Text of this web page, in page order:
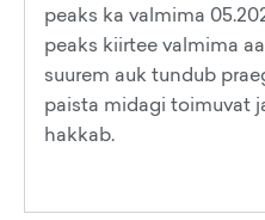
peaks ka valmima
peaks kiirtee valmima
suurem auk tundub
paista midagi toimuvat
hakkab.